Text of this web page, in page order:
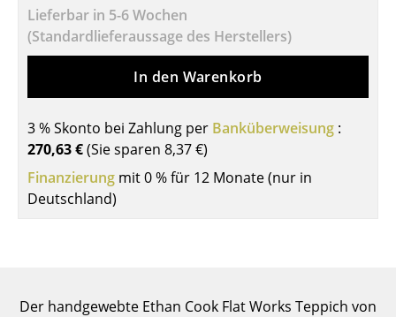
Couchtische
Schreibtische
Konferenztische
Stehtische & Stehpulte
Kindertische
Einzelteile
Lieferbar in 5-6 Wochen
(Standardlieferaussage des Herstellers)
In den Warenkorb
3 % Skonto bei Zahlung per Banküberweisung :
270,63 €(Sie sparen 8,37 €)
Finanzierung mit 0 % für 12 Monate (nur in
Deutschland)
Der handgewebte Ethan Cook Flat Works Teppich von